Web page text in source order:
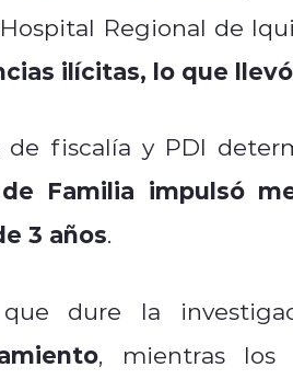
Regional de
ilícitas, lo que
de fiscalía y PDI
Familia impulsó
3 años.
dure la
, mientras los